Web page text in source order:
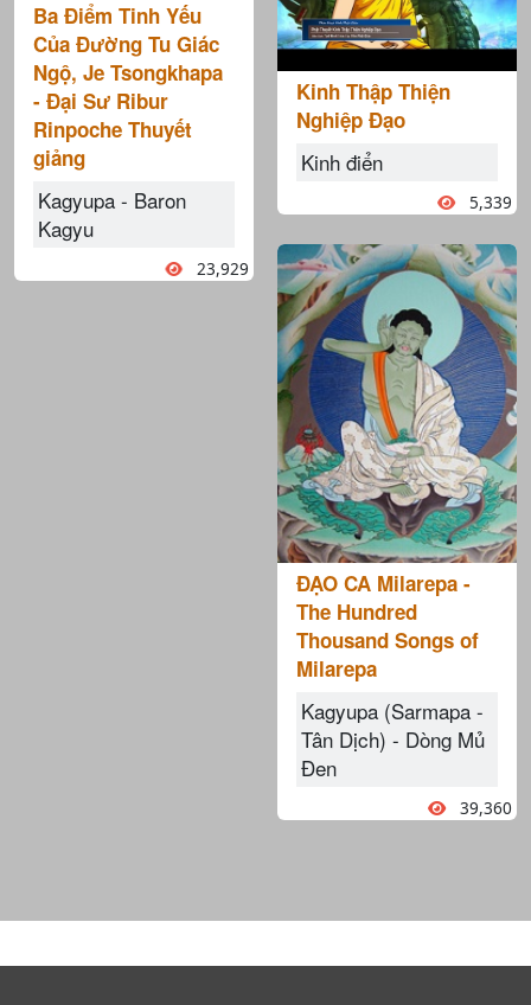
Ba Điểm Tinh Yếu
Của Đường Tu Giác
Ngộ, Je Tsongkhapa
- Đại Sư Ribur
Rinpoche Thuyết
giảng
Kagyupa - Baron
Kagyu
23,929
Kinh Thập Thiện
Nghiệp Đạo
Kinh điển
5,339
ĐẠO CA Milarepa -
The Hundred
Thousand Songs of
Milarepa
Kagyupa (Sarmapa -
Tân Dịch) - Dòng Mủ
Đen
39,360